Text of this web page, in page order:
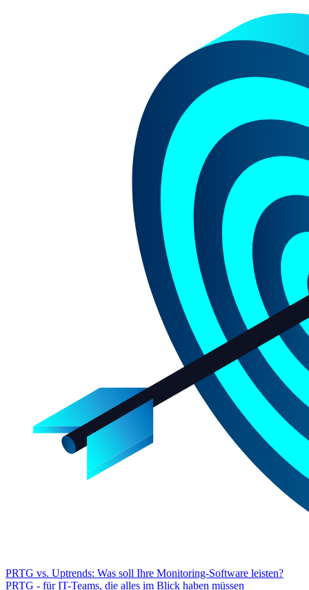
PRTG vs. Uptrends: Was soll Ihre Monitoring-Software leisten?
PRTG - für IT-Teams, die alles im Blick haben müssen